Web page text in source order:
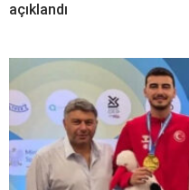
açıklandı